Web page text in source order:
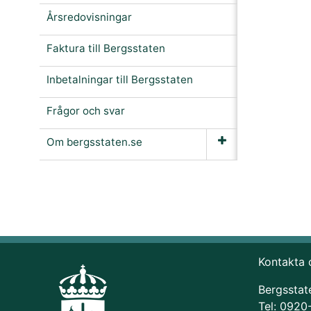
Årsredovisningar
Faktura till Bergsstaten
Inbetalningar till Bergsstaten
Frågor och svar
Om bergsstaten.se
Kontakta
Tel: